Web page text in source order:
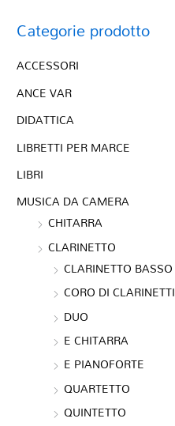
Categorie prodotto
ACCESSORI
ANCE VAR
DIDATTICA
LIBRETTI PER MARCE
LIBRI
MUSICA DA CAMERA
CHITARRA
CLARINETTO
CLARINETTO BASSO
CORO DI CLARINETTI
DUO
E CHITARRA
E PIANOFORTE
QUARTETTO
QUINTETTO